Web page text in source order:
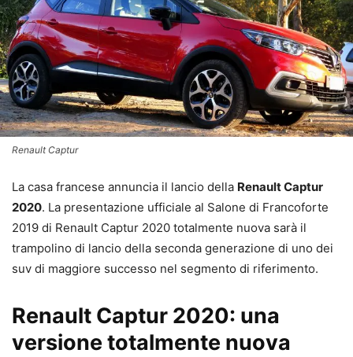
Renault Captur
La casa francese annuncia il lancio della Renault Captur
2020. La presentazione ufficiale al Salone di Francoforte
2019 di Renault Captur 2020 totalmente nuova sarà il
trampolino di lancio della seconda generazione di uno dei
suv di maggiore successo nel segmento di riferimento.
Renault Captur 2020: una
versione totalmente nuova